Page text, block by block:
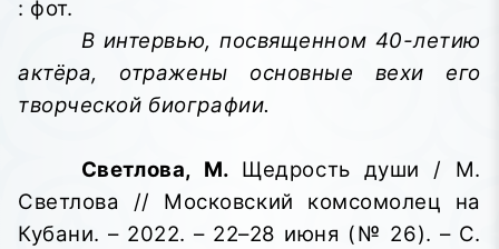
: фот.
В интервью, посвященном 40-летию
актёра, отражены основные вехи его
творческой биографии.
Светлова, М. Щедрость души / М.
Светлова // Московский комсомолец на
Кубани. – 2022. – 22–28 июня (№ 26). – С.